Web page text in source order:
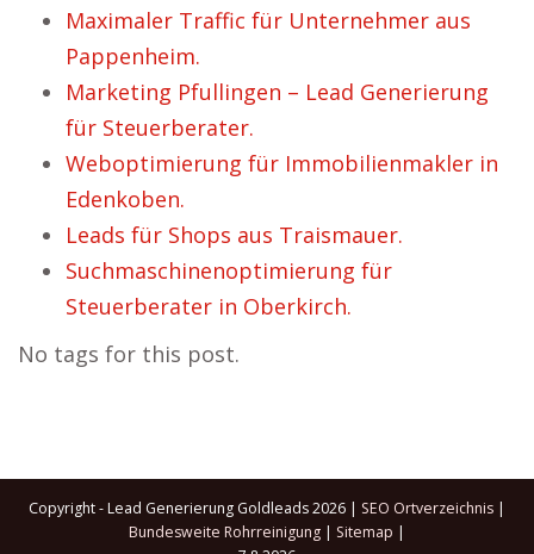
Maximaler Traffic für Unternehmer aus
Pappenheim.
Marketing Pfullingen – Lead Generierung
für Steuerberater.
Weboptimierung für Immobilienmakler in
Edenkoben.
Leads für Shops aus Traismauer.
Suchmaschinenoptimierung für
Steuerberater in Oberkirch.
No tags for this post.
Copyright - Lead Generierung Goldleads 2026 | SEO Ortverzeichnis |
Bundesweite Rohrreinigung | Sitemap |